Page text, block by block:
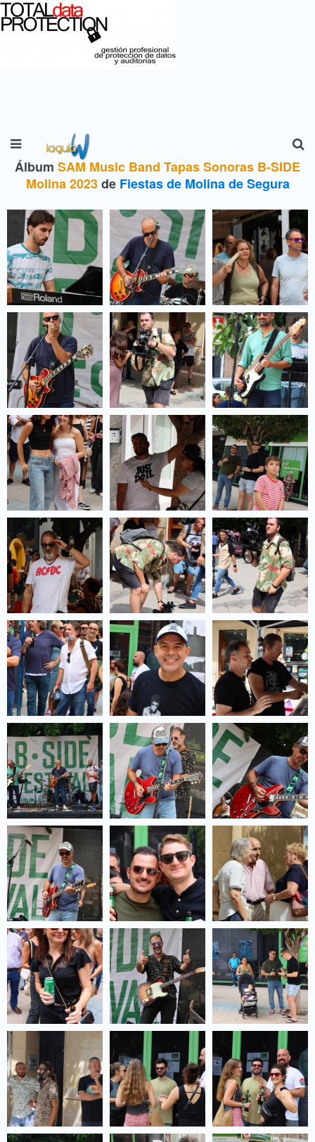
Álbum SAM Music Band Tapas Sonoras B-SIDE
Molina 2023de Fiestas de Molina de Segura